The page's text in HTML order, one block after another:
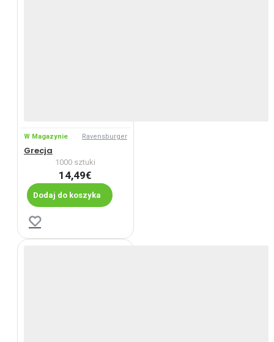
W Magazynie Ravensburger
Grecja
1000 sztuki
14,49€
Dodaj do koszyka